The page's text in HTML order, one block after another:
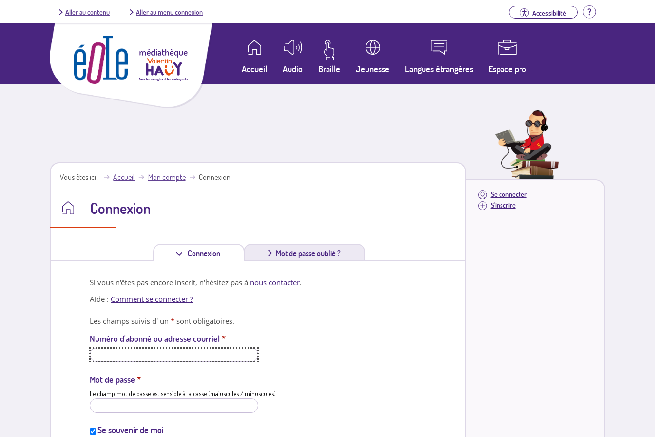
Aller au contenu Aller au menu connexion Accessibilité Aide
Accueil Audio Braille Jeunesse Langues étrangères Espace pro
Se connecter
S'inscrire
Vous êtes ici Accueil Mon compte Connexion
Connexion
Connexion
n
l
e
Mot de passe oublié ?
Si vous n'êtes pas encore inscrit, n'hésitez pas à nous contacter.
Aide : Comment se connecter ?
Les champs suivis d' un * sont obligatoires.
Numéro d'abonné ou adresse courriel *
Mot de passe *
Le champ mot de passe est sensible à la casse (majuscules / minuscules)
Se souvenir de moi